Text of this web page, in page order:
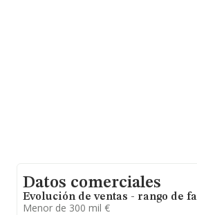
Datos comerciales
Evolución de ventas - rango de
Menor de 300 mil €